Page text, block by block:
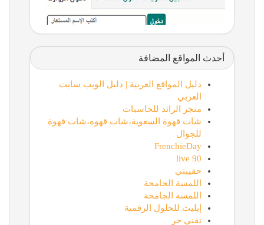
أحدث المواقع المضافة
دليل المواقع العربية | دليل الويب سايت
العربي
متجر الرائد للحاسبات
شات قهوة السعوية،شات قهوه،شات قهوة
للجوال
FrenchieDay
90 live
حقيبتي
اللمسة الجامحة
اللمسة الجامحة
إيليت للحلول الرقمية
تقني حر